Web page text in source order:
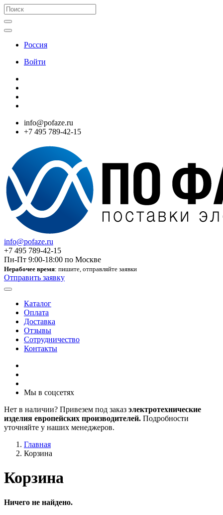
Россия
Войти
info@pofaze.ru
+7 495 789-42-15
info@pofaze.ru
+7 495 789-42-15
Пн-Пт 9:00-18:00 по Москве
Нерабочее время: пишите, отправляйте заявки
Отправить заявку
Каталог
Оплата
Доставка
Отзывы
Сотрудничество
Контакты
Мы в соцсетях
Нет в наличии? Привезем под заказ электротехнические
изделия европейских производителей. Подробности
уточняйте у наших менеджеров.
Главная
Корзина
Корзина
Ничего не найдено.